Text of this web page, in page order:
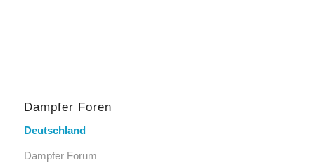
Dampfer Foren
Deutschland
Dampfer Forum